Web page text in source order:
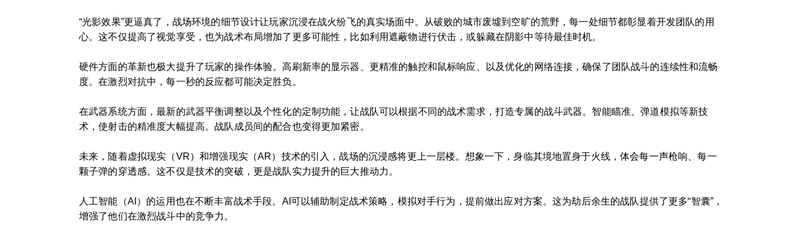
“光影效果”更逼真了，战场环境的细节设计让玩家沉浸在战火纷飞的真实场面中。从破败的城市废墟到空旷的荒野，每一处细节都彰显着开发团队的用
心。这不仅提高了视觉享受，也为战术布局增加了更多可能性，比如利用遮蔽物进行伏击，或躲藏在阴影中等待最佳时机。
硬件方面的革新也极大提升了玩家的操作体验。高刷新率的显示器、更精准的触控和鼠标响应、以及优化的网络连接，确保了团队战斗的连续性和流畅
度。在激烈对抗中，每一秒的反应都可能决定胜负。
在武器系统方面，最新的武器平衡调整以及个性化的定制功能，让战队可以根据不同的战术需求，打造专属的战斗武器。智能瞄准、弹道模拟等新技
术，使射击的精准度大幅提高。战队成员间的配合也变得更加紧密。
未来，随着虚拟现实（VR）和增强现实（AR）技术的引入，战场的沉浸感将更上一层楼。想象一下，身临其境地置身于火线，体会每一声枪响、每一
颗子弹的穿透感。这不仅是技术的突破，更是战队实力提升的巨大推动力。
人工智能（AI）的运用也在不断丰富战术手段。AI可以辅助制定战术策略，模拟对手行为，提前做出应对方案。这为劫后余生的战队提供了更多“智囊”，
增强了他们在激烈战斗中的竞争力。